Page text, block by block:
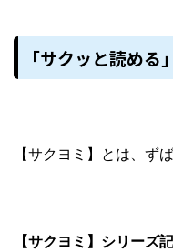
「サクッと読める
【サクヨミ】とは、ず
【サクヨミ】シリーズ